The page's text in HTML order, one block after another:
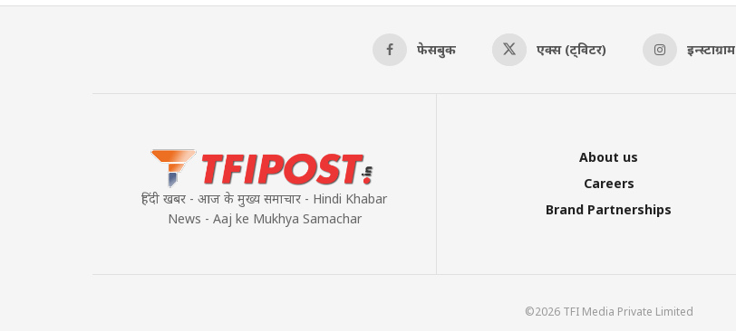
फेसबुक एक्स (ट्विटर) इन्स्टाग्राम
हिंदी खबर - आज के मुख्य समाचार - Hindi Khabar
News - Aaj ke Mukhya Samachar
About us
Careers
Brand Partnerships
©2026 TFI Media Private Limited